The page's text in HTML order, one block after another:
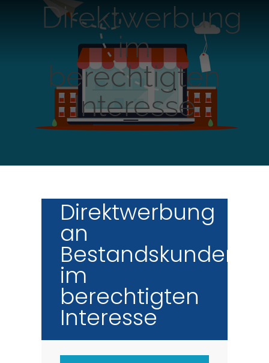
Direktwerbung
im
berechtigten
Interesse
Direktwerbung
an
Bestandskunden
im
berechtigten
Interesse